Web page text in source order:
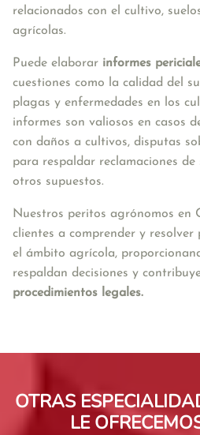
relacionados con el cultivo,
agrícolas.
Puede elaborar informes
cuestiones como la calidad del
plagas y enfermedades en los
informes son valiosos en casos
con daños a cultivos, disputas
para respaldar reclamaciones
otros supuestos.
Nuestros peritos agrónomos en
clientes a comprender y resolver
el ámbito agrícola,
respaldan decisiones y
procedimientos legales.
OTRAS
LE